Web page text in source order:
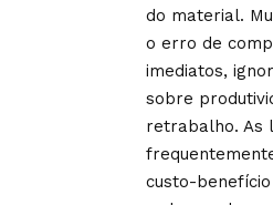
do material.
o erro de
imediatos,
sobre
retrabalho. As
custo-